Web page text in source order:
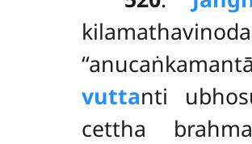
vuttanti
cettha